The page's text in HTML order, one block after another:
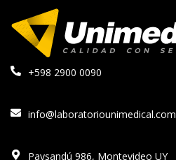
+598 2900 0090
info@laboratoriounimedical.com
Paysandú 986, Montevideo UY